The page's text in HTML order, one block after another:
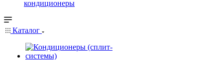
кондиционеры
Каталог